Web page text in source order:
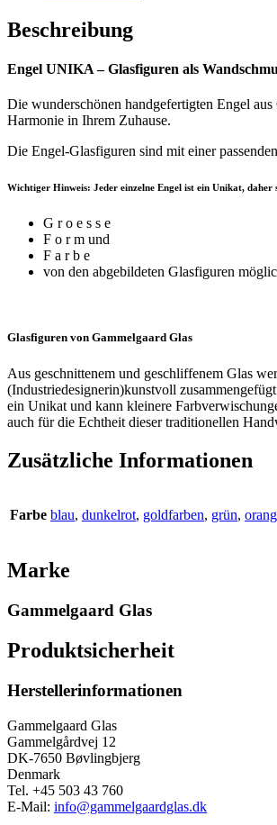
Beschreibung
Engel UNIKA – Glasfiguren als
Die wunderschönen handgefertigten Engel
Harmonie in Ihrem Zuhause.
Die Engel-Glasfiguren sind mit einer
Wichtiger Hinweis: Jeder einzelne Engel ist ein Unikat, daher
G r o e s s e
F o r m und
F a r b e
von den abgebildeten Glasfiguren
Glasfiguren von Gammelgaard Glas
Aus geschnittenem und geschliffenem Glas
(Industriedesignerin)kunstvoll
ein Unikat und kann kleinere
auch für die Echtheit dieser traditionellen
Zusätzliche Informationen
Farbe blau, dunkelrot, goldfarben, grün,
Marke
Gammelgaard Glas
Produktsicherheit
Herstellerinformationen
Gammelgaard Glas
Gammelgårdvej 12
DK-7650 Bøvlingbjerg
Denmark
Tel. +45 503 43 760
E-Mail: info@gammelgaardglas.dk